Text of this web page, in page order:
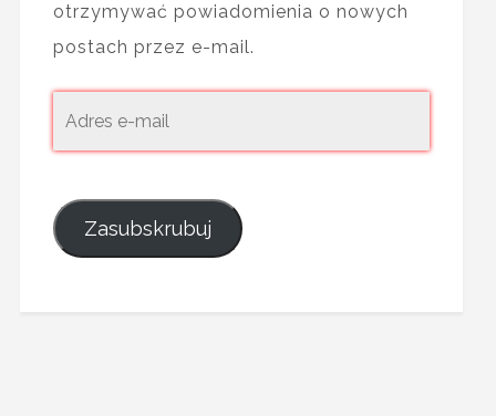
otrzymywać powiadomienia o nowych
postach przez e-mail.
Zasubskrubuj